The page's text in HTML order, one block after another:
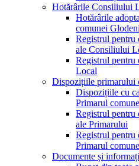
Hotărârile Consiliului
Hotărârile
comunei Glodeni
Registrul pentru
ale Consiliului
Registrul pentru
Local
Dispozițiile primarului
Dispozițiile cu
Primarul
Registrul pentru
ale Primarului
Registrul pentru
Primarul
Documente și